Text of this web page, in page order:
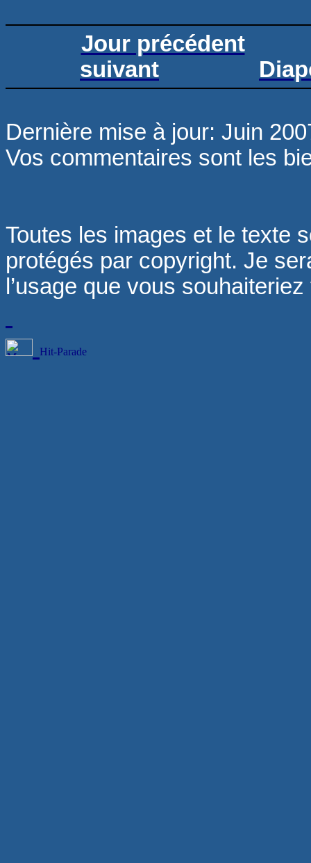
Jour précédent
suivant
Dernière mise à jour: Juin
Vos commentaires sont les
Toutes les images et le texte
protégés par copyright. Je
l’usage que vous